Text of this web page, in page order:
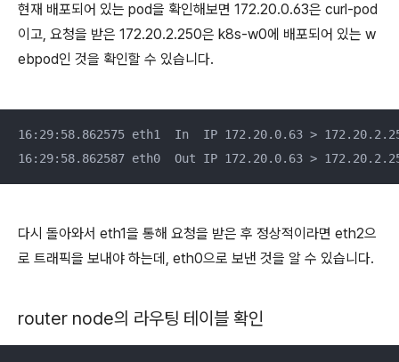
현재 배포되어 있는 pod을 확인해보면 172.20.0.63은 curl-pod
이고, 요청을 받은 172.20.2.250은 k8s-w0에 배포되어 있는 w
ebpod인 것을 확인할 수 있습니다.
16:29:58.862575 eth1  In  IP 172.20.0.63 >
16:29:58.862587 eth0  Out IP 172.20.0.63 >
다시 돌아와서 eth1을 통해 요청을 받은 후 정상적이라면 eth2으
로 트래픽을 보내야 하는데, eth0으로 보낸 것을 알 수 있습니다.
router node의 라우팅 테이블 확인